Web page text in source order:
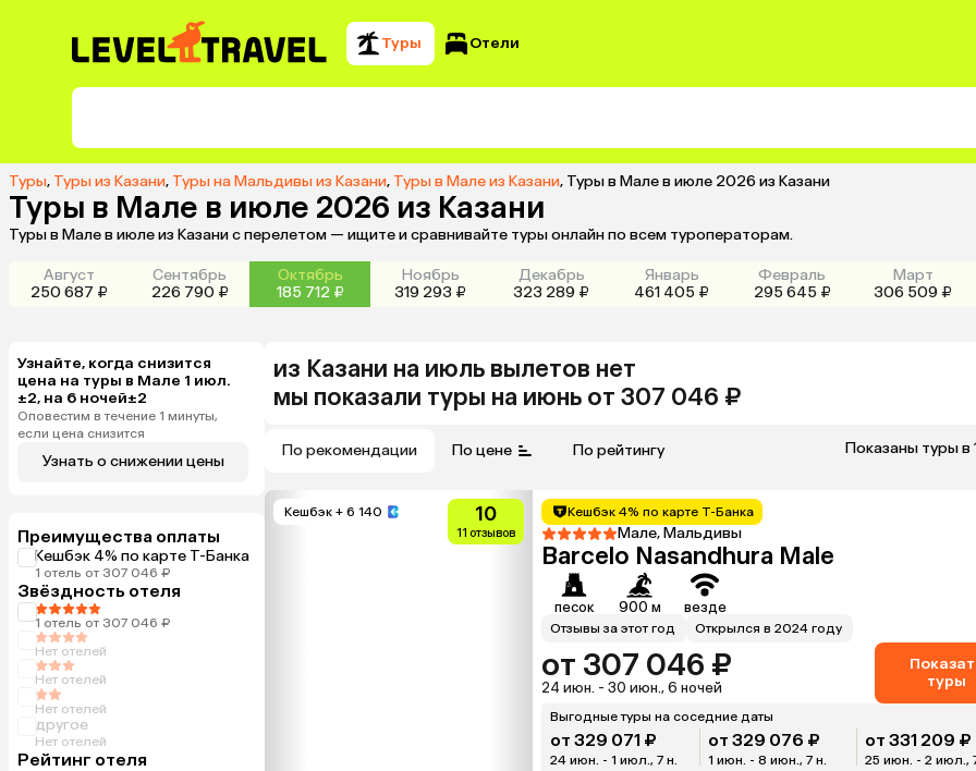
Туры Отели
Туры, Туры из Казани, Туры на Мальдивы из Казани, Туры в Мале из Казани, Туры в Мале в июле 2026 из Казани
Туры в Мале в июле 2026 из Казани
Туры в Мале в июле из Казани с перелетом — ищите и сравнивайте туры онлайн по всем туроператорам.
Август
250 687 ₽
Сентябрь
226 790 ₽
Октябрь
185 712 ₽
Ноябрь
319 293 ₽
Декабрь
323 289 ₽
Январь
461 405 ₽
Февраль
295 645 ₽
Март
306 509 ₽
Узнайте, когда снизится
цена на туры в Мале 1 июл.
±2, на 6 ночей±2
Оповестим в течение 1 минуты,
если цена снизится
Узнать о снижении цены
Преимущества оплаты
Кешбэк 4% по карте Т-Банка
1 отель от 307 046 ₽
Звёздность отеля
1 отель от 307 046 ₽
Нет отелей
Нет отелей
Нет отелей
другое
Нет отелей
Рейтинг отеля
из Казани на июль вылетов нет
мы показали туры на июнь от 307 046 ₽
По рекомендации По цене По рейтингу Показаны туры в
Кешбэк + 6 140 10
11 отзывов
Кешбэк 4% по карте Т-Банка
Мале, Мальдивы
Barcelo Nasandhura Male
песок 900 м везде
Отзывы за этот год Открылся в 2024 году
от 307 046 ₽
24 июн. - 30 июн., 6 ночей
туры
Выгодные туры на соседние даты
от 329 071 ₽
24 июн. - 1 июл., 7 н.
от 329 076 ₽
1 июн. - 8 июн., 7 н.
от 331 209 ₽
25 июн. - 2 июл.,